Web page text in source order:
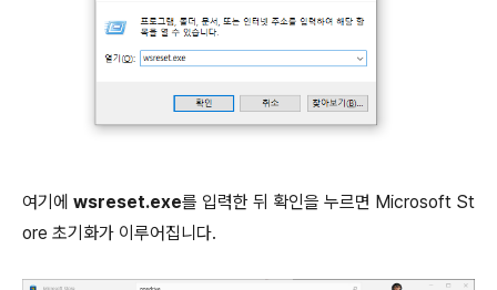
여기에 wsreset.exe를 입력한 뒤 확인을 누르면 Microsoft St
ore 초기화가 이루어집니다.